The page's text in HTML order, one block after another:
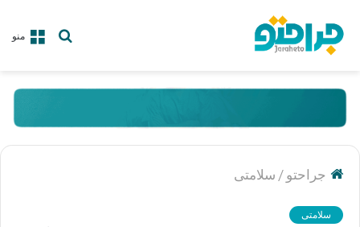
منوجستجو
جراحتو / سلامتی
سلامتی